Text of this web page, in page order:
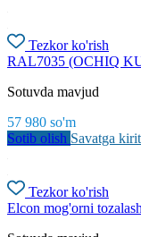
Tezkor ko'rish
RAL7035 (OCHIQ
Sotuvda mavjud
57 980 so'm
Sotib olish Savatga
Tezkor ko'rish
Elcon mog'orni